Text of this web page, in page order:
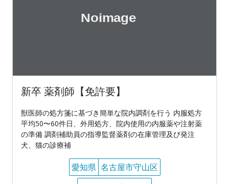
新卒 薬剤師【免許要】
獣医師の処方箋に基づき簡単な院内調剤を行う 内服処方
平均50〜60件日、外用処方、院内使用の内服薬や注射薬
の準備 調剤補助員の指導監督薬剤の在庫管理及び発注
犬、猫の診療補
愛知県 名古屋市守山区